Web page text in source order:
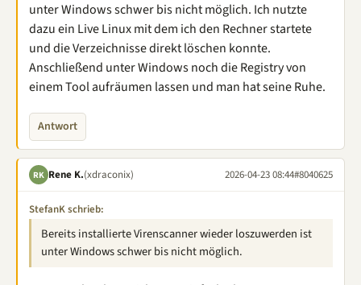
unter Windows schwer bis nicht möglich. Ich nutzte
dazu ein Live Linux mit dem ich den Rechner startete
und die Verzeichnisse direkt löschen konnte.
Anschließend unter Windows noch die Registry von
einem Tool aufräumen lassen und man hat seine Ruhe.
Antwort
RK Rene K.(xdraconix) 2026-04-23 08:44#8040625
StefanK schrieb:
Bereits installierte Virenscanner wieder loszuwerden ist
unter Windows schwer bis nicht möglich.